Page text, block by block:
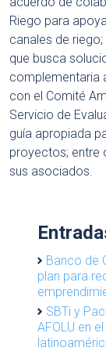
Riego para
canales de
que busca
complementaria
con el Comité
Servicio de
guía apropiada
proyectos; entre
sus asociados.
Banco de
plan para
SBTi y
AFOLU en